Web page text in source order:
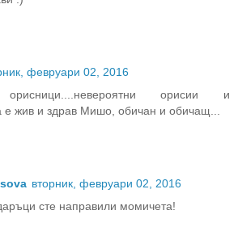
февруари 02, 2016
орисници....невероятни орисии и
е жив и здрав Мишо, обичан и обичащ...
вторник, февруари 02, 2016
сте направили момичета!